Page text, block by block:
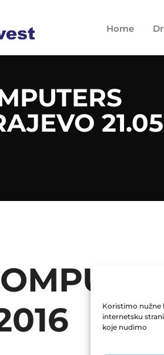
Koristimo nužne
internetsku
koje nudimo
Home